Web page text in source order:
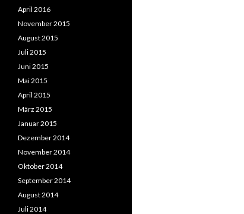
April 2016
November 2015
August 2015
Juli 2015
Juni 2015
Mai 2015
April 2015
März 2015
Januar 2015
Dezember 2014
November 2014
Oktober 2014
September 2014
August 2014
Juli 2014